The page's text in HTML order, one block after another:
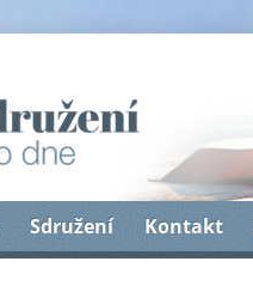
Sdružení Kontakt